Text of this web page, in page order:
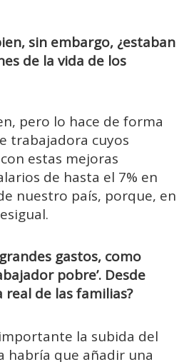
sin embargo, ¿estaban
de la vida de los
pero lo hace de forma
trabajadora cuyos
estas mejoras
de hasta el 7% en
nuestro país, porque, en
gastos, como
pobre’. Desde
de las familias?
la subida del
habría que añadir una